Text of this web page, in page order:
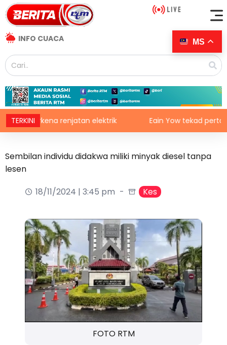
INFO CUACA
TERKINIrenjatan elektrik Eain Yow tekad pertahan
Sembilan individu didakwa miliki minyak diesel tanpa
lesen
18/11/2024 | 3:45 pm
Kes
FOTO RTM
MS